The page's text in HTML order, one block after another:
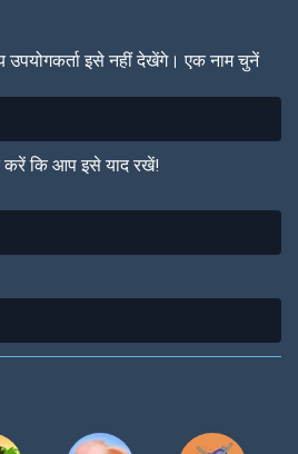
उपयोगकर्ता इसे नहीं देखेंगे। एक नाम चुनें
करें कि आप इसे याद रखें!